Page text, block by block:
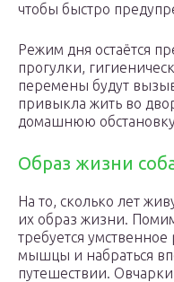
чтобы быстро
Режим дня остаётся
прогулки,
перемены будут
привыкла жить во
домашнюю
Образ жизни
На то, сколько лет
их образ жизни.
требуется
мышцы и набраться
путешествии.